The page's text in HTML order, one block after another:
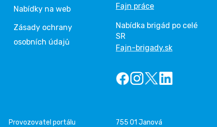
Nabídky na web
Zásady ochrany
osobních údajů
Fajn práce
Nabídka brigád po celé
SR
Fajn-brigady.sk
Provozovatel portálu 755 01 Janová